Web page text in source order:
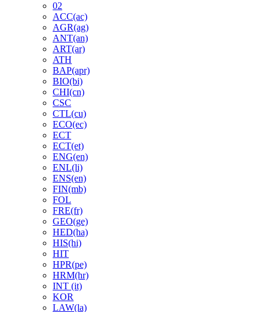
02
ACC(ac)
AGR(ag)
ANT(an)
ART(ar)
ATH
BAP(apr)
BIO(bi)
CHI(cn)
CSC
CTL(cu)
ECO(ec)
ECT
ECT(et)
ENG(en)
ENL(li)
ENS(en)
FIN(mb)
FOL
FRE(fr)
GEO(ge)
HED(ha)
HIS(hi)
HIT
HPR(pe)
HRM(hr)
INT (it)
KOR
LAW(la)